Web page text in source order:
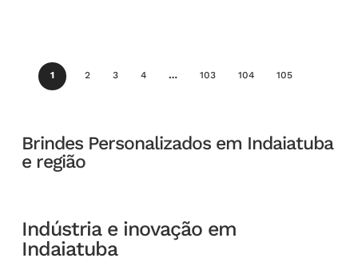
1 2 3 4 … 103 104 105
Brindes Personalizados em Indaiatuba
e região
Indústria e inovação em
Indaiatuba